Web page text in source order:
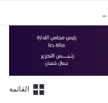
القائمة